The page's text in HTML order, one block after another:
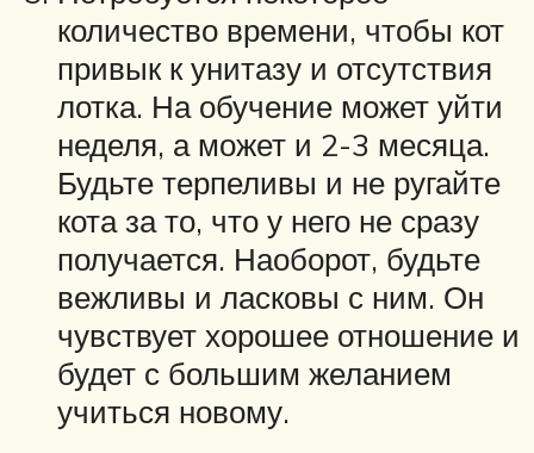
количество времени, чтобы кот
привык к унитазу и отсутствия
лотка. На обучение может уйти
неделя, а может и 2-3 месяца.
Будьте терпеливы и не ругайте
кота за то, что у него не сразу
получается. Наоборот, будьте
вежливы и ласковы с ним. Он
чувствует хорошее отношение и
будет с большим желанием
учиться новому.